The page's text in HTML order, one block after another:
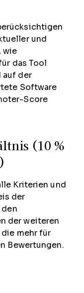
und
wie
das Tool
auf der
Software
Score
(10 %
Kriterien und
der
den
der weiteren
mehr für
Bewertungen.